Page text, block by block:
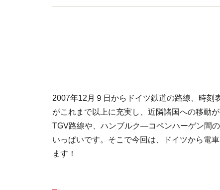
2007年12月９日からドイツ鉄道の路線、時刻
がこれまで以上に充実し、近隣諸国への移動
TGV路線や、ハンブルク―コペンハーゲン間
いっぱいです。そこで今回は、ドイツから電
ます！